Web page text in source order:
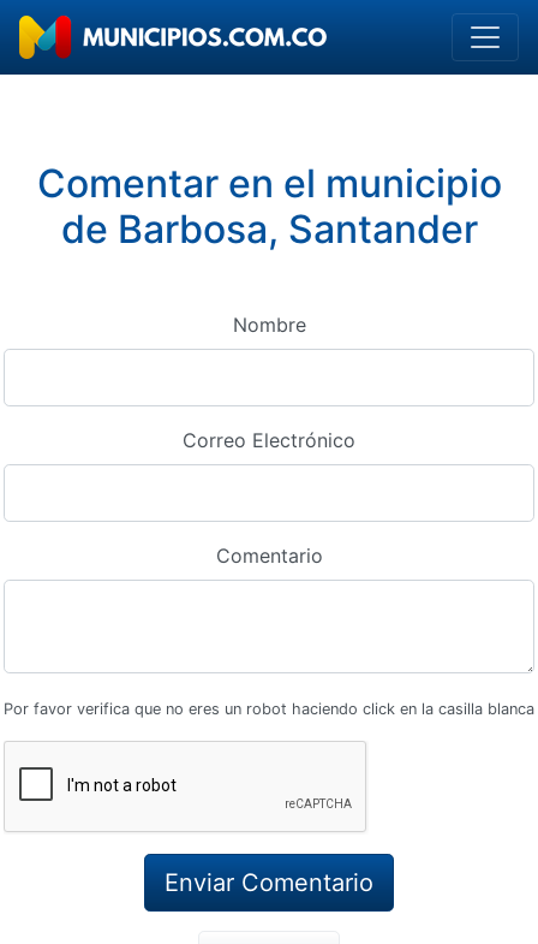
Comentar en el municipio
de Barbosa, Santander
Nombre
Correo Electrónico
Comentario
Por favor verifica que no eres un robot haciendo click en la casilla blanca